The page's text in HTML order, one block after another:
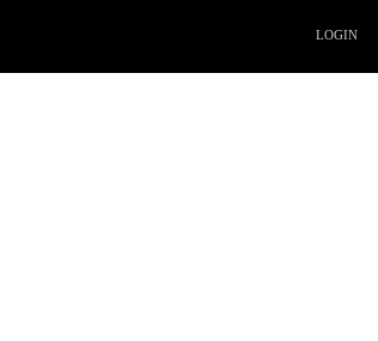
LOGIN